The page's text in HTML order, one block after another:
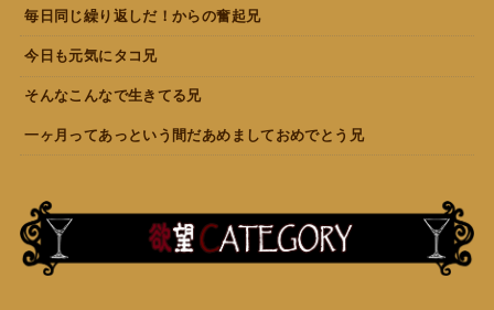
毎日同じ繰り返しだ！からの奮起兄
今日も元気にタコ兄
そんなこんなで生きてる兄
一ヶ月ってあっという間だあめましておめでとう兄